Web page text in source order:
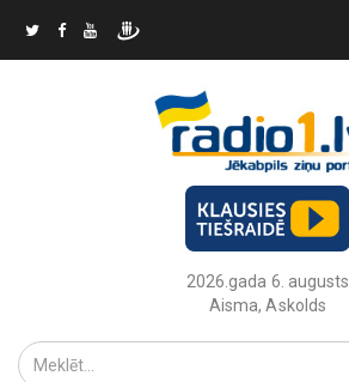
2026.gada 6. augusts
Aisma, Askolds